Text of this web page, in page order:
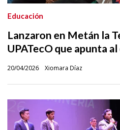
Lanzaron en Metán la
UPATecO que apunta
Xiomara Díaz
Educación
20/04/2026